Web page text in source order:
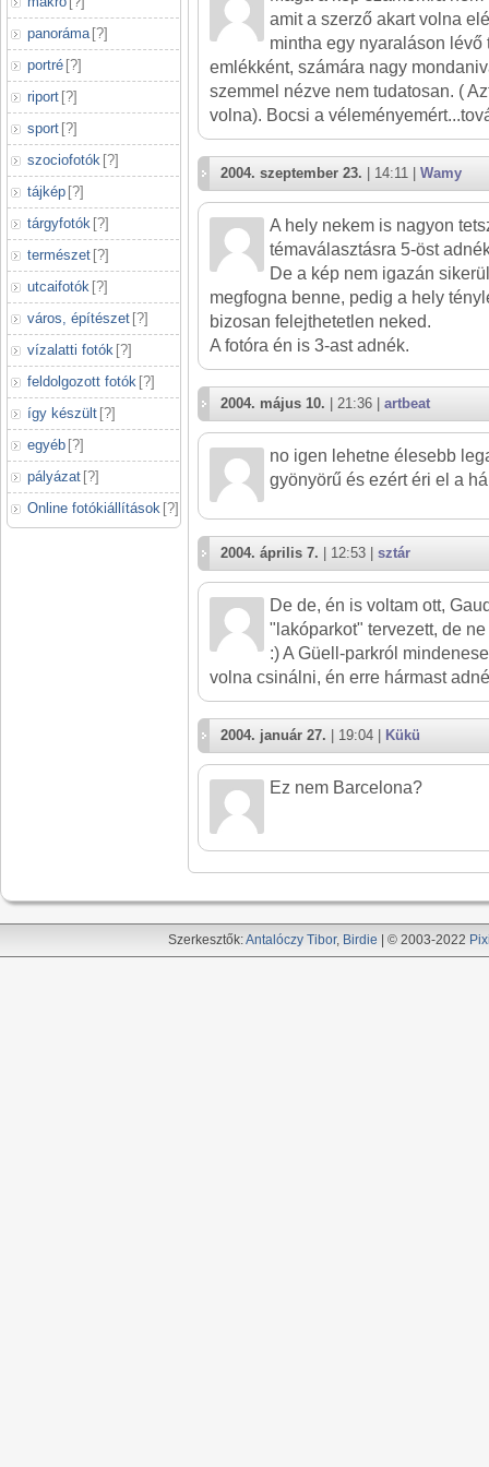
panoráma [?]
portré [?]
riport [?]
sport [?]
szociofotók [?]
tájkép [?]
tárgyfotók [?]
természet [?]
utcaifotók [?]
város, építészet [?]
vízalatti fotók [?]
feldolgozott fotók [?]
így készült [?]
egyéb [?]
pályázat [?]
Online fotókiállítások [?]
amit a szerző akart volna
mintha egy nyaraláson lévő
emlékként, számára nagy
szemmel nézve nem tudatosan. (
volna). Bocsi a
2004. szeptember 23. | 14:11 | Wamy
A hely nekem is nagyon
témaválasztásra 5-öst
De a kép nem igazán
megfogna benne, pedig a hely
bizosan felejthetetlen neked.
A fotóra én is 3-ast adnék.
2004. május 10. | 21:36 | artbeat
no igen lehetne élesebb
gyönyörű és ezért éri el a
2004. április 7. | 12:53 | sztár
De de, én is voltam ott,
"lakóparkot" tervezett, de
:) A Güell-parkról
volna csinálni, én erre hármast
2004. január 27. | 19:04 | Kükü
Ez nem Barcelona?
Szerkesztők:Antalóczy Tibor, Birdie | © 2003-2022